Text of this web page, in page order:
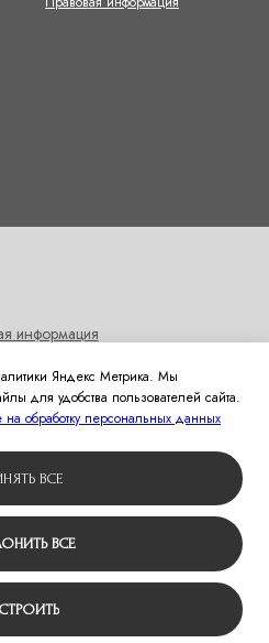
информация
cookies
моды Оливия
Яндекс Метрика. Мы
для удобства пользователей сайта.
на обработку персональных данных
ВСЕ
ВСЕ
Tilda